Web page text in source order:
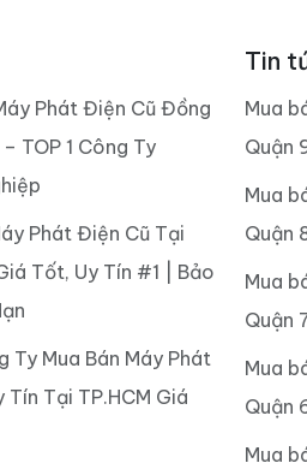
Phát Điện Cũ Đồng
TOP 1 Công Ty
Phát Điện Cũ Tại
Tốt, Uy Tín #1 | Bảo
Ty Mua Bán Máy Phát
Tín Tại TP.HCM Giá
Tin
Mua
Quận
Mua
Quận
Mua
Quận
Mua
Quận
Mua